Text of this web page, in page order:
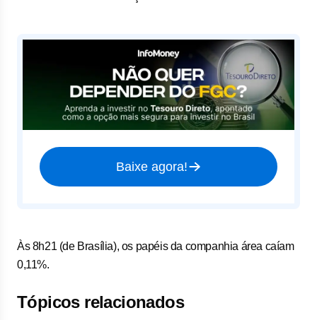
Baixe agora!
Às 8h21 (de Brasília), os papéis da companhia área caíam
0,11%.
Tópicos relacionados